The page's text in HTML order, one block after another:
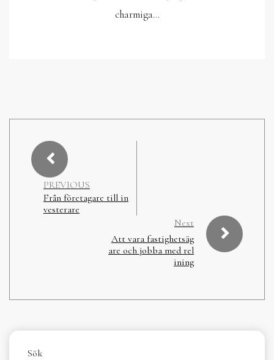
charmiga…
PREVIOUS
Från företagare till in
vesterare
Next
Att vara fastighetsäg
are och jobba med rel
ining
Sök